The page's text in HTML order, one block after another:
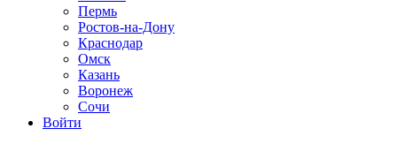
Пермь
Ростов-на-Дону
Краснодар
Омск
Казань
Воронеж
Сочи
Войти